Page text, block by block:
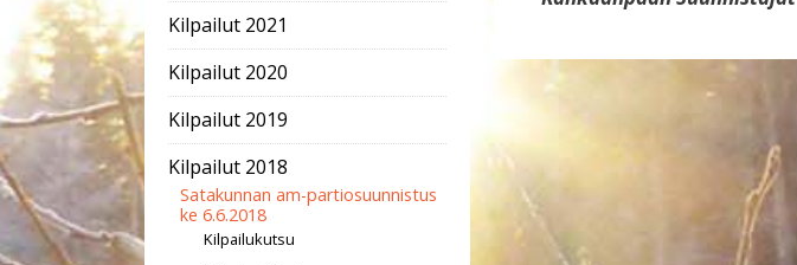
Kilpailut 2021
Kilpailut 2020
Kilpailut 2019
Kilpailut 2018
Satakunnan am-partiosuunnistus
ke 6.6.2018
Kilpailukutsu